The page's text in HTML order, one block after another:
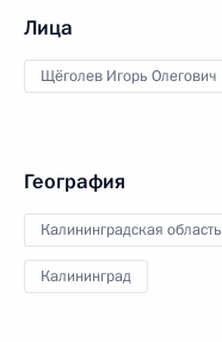
Лица
Щёголев Игорь Олегович
География
Калининградская область
Калининград